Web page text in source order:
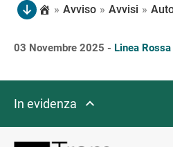
» Avviso » Avvisi »
03 Novembre 2025 - Linea Rossa
In evidenza